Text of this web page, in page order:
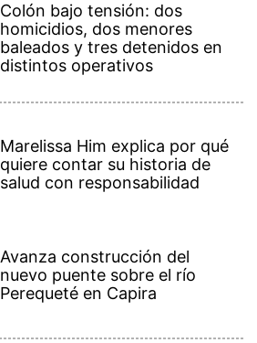
Colón bajo tensión: dos
homicidios, dos menores
baleados y tres detenidos en
distintos operativos
Marelissa Him explica por qué
quiere contar su historia de
salud con responsabilidad
Avanza construcción del
nuevo puente sobre el río
Perequeté en Capira